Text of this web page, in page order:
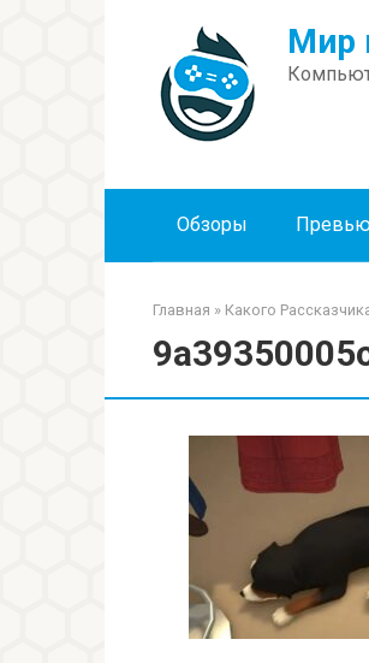
Мир
Обзоры
Главная » Какого